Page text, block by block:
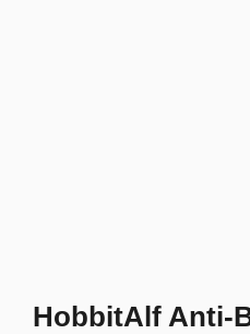
HobbitAlf Anti-